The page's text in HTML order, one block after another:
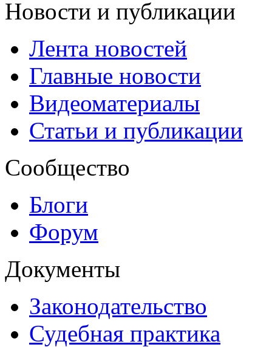
Новости и публикации
Лента новостей
Главные новости
Видеоматериалы
Статьи и публикации
Сообщество
Блоги
Форум
Документы
Законодательство
Судебная практика